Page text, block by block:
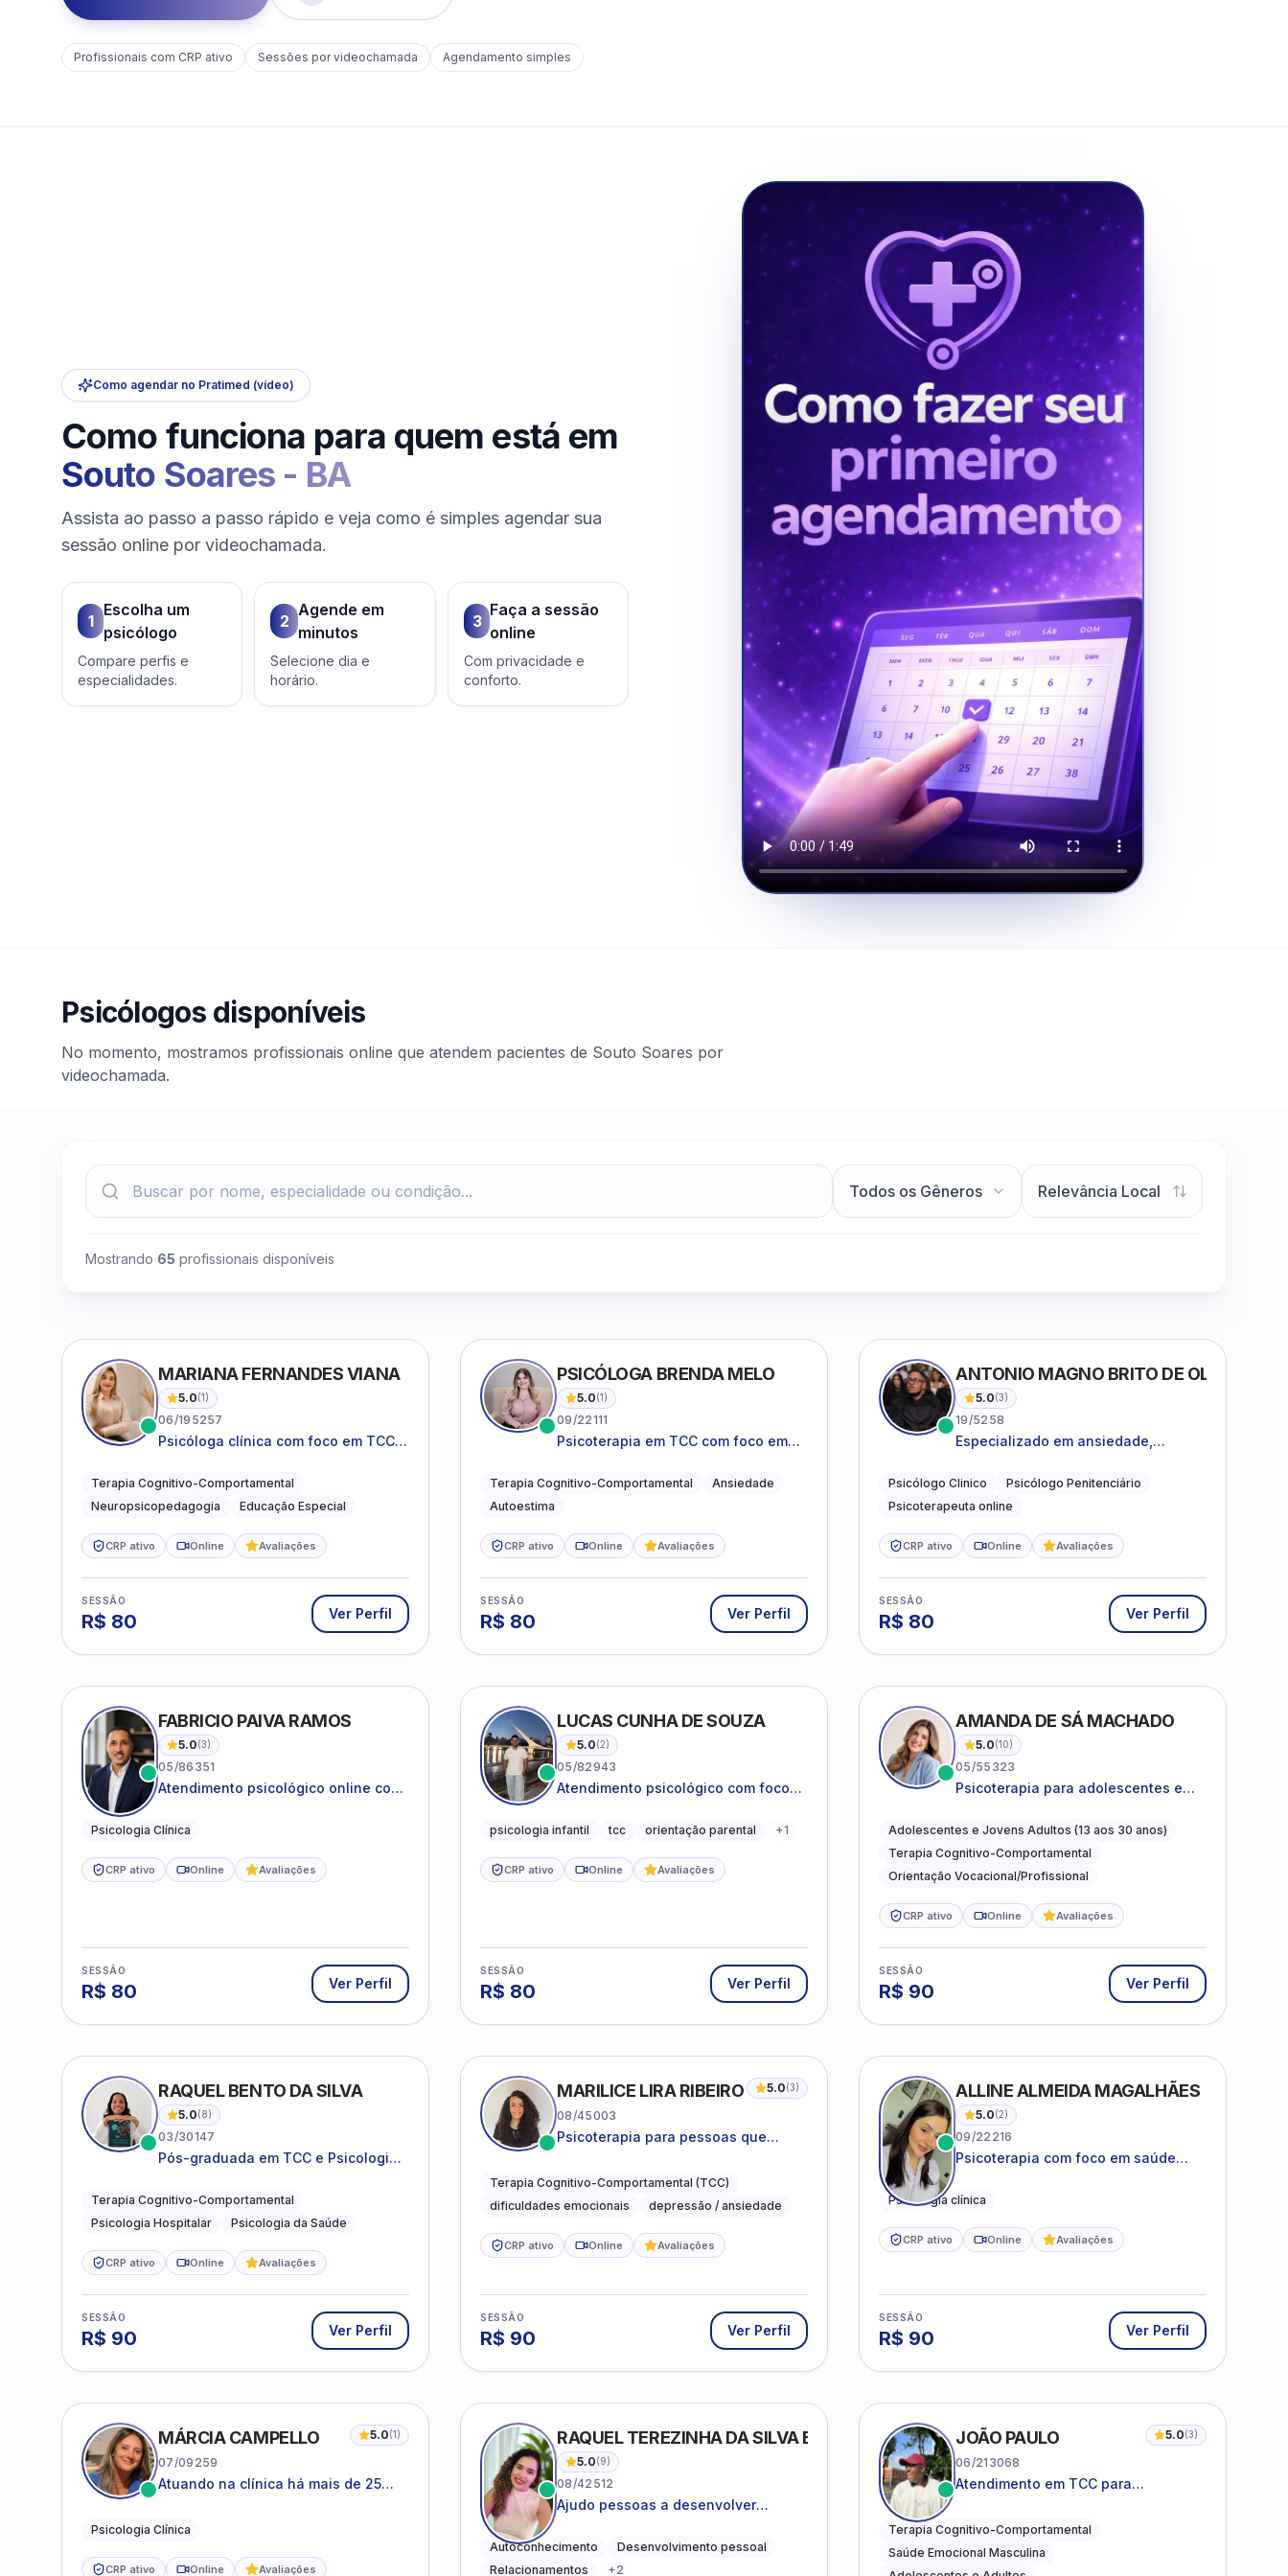
Profissionais com CRP ativo Sessões por videochamada Agendamento simples
Como agendar no Pratimed (vídeo)
Como funciona para quem está em
Souto Soares - BA
Assista ao passo a passo rápido e veja como é simples agendar sua
sessão online por videochamada.
1
Escolha um
psicólogo
Compare perfis e
especialidades.
2
Agende em
minutos
Selecione dia e
horário.
3
Faça a sessão
online
Com privacidade e
conforto.
Psicólogos disponíveis
No momento, mostramos profissionais online que atendem pacientes de Souto Soares por
videochamada.
Mostrando 65 profissionais disponíveis
MARIANA FERNANDES VIANA
5.0(1)
06/195257
Psicóloga clínica com foco em TCC,
acompanhamento do
neurodesenvolvimento.
Terapia Cognitivo-Comportamental
Neuropsicopedagogia
Educação Especial
CRP ativo Online Avaliações
SESSÃO
R$ 80 Ver Perfil
PSICÓLOGA BRENDA MELO
5.0(1)
09/22111
Psicoterapia em TCC com foco em
práticas para o cotidiano
Terapia Cognitivo-Comportamental
Ansiedade
Autoestima
CRP ativo Online Avaliações
SESSÃO
R$ 80 Ver Perfil
ANTONIO MAGNO BRITO DE OLIVEIRA
5.0(3)
19/5258
Especializado em ansiedade,
conflitos familiares e questões
comportamentais.
Psicólogo Clinico
Psicólogo Penitenciário
Psicoterapeuta online
CRP ativo Online Avaliações
SESSÃO
R$ 80 Ver Perfil
FABRICIO PAIVA RAMOS
5.0(3)
05/86351
Atendimento psicológico online com
Psicologia Clínica
CRP ativo Online Avaliações
SESSÃO
R$ 80 Ver Perfil
LUCAS CUNHA DE SOUZA
5.0(2)
05/82943
Atendimento psicológico com foco
Comportamental (TCC), promovendo
vida.
psicologia infantil tcc orientação parental +1
CRP ativo Online Avaliações
SESSÃO
R$ 80 Ver Perfil
AMANDA DE SÁ MACHADO
5.0(10)
05/55323
Psicoterapia para adolescentes e
ansiedade, autoestima, relações e
orientação profissional
Adolescentes e Jovens Adultos (13 aos 30 anos)
Terapia Cognitivo-Comportamental
Orientação Vocacional/Profissional
CRP ativo Online Avaliações
SESSÃO
R$ 90 Ver Perfil
RAQUEL BENTO DA SILVA
5.0(8)
03/30147
Pós-graduada em TCC e Psicologia
Terapia Cognitivo-Comportamental
Psicologia Hospitalar
Psicologia da Saúde
CRP ativo Online Avaliações
SESSÃO
R$ 90 Ver Perfil
MARILICE LIRA RIBEIRO 5.0(3)
08/45003
Psicoterapia para pessoas que
lidar com as dificuldades do dia a
dia
Terapia Cognitivo-Comportamental (TCC)
dificuldades emocionais
depressão / ansiedade
CRP ativo Online Avaliações
SESSÃO
R$ 90 Ver Perfil
ALLINE ALMEIDA MAGALHÃES
5.0(2)
09/22216
Psicoterapia com foco em saúde
autoestima para adolescentes e
Psicologia clínica
CRP ativo Online Avaliações
SESSÃO
R$ 90 Ver Perfil
MÁRCIA CAMPELLO 5.0(1)
07/09259
Atuando na clínica há mais de 25
suas estruturas, com experiência em
Psicologia Clínica
CRP ativo Online Avaliações
RAQUEL TEREZINHA DA SILVA BIONDI
5.0(9)
08/42512
Ajudo pessoas a desenvolver
saudáveis
Autoconhecimento
Desenvolvimento pessoal
Relacionamentos
+2
JOÃO PAULO 5.0(3)
06/213068
Atendimento em TCC para
desenvolvimento de autonomia
emocional
Terapia Cognitivo-Comportamental
Saúde Emocional Masculina